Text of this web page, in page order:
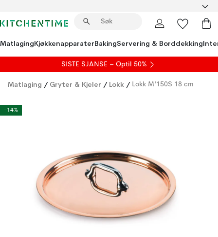
MatlagingKjøkkenapparaterBakingServering & Borddekking
SISTE SJANSE – Optil 50%
Matlaging / Gryter & Kjeler / Lokk / Lokk M'150S 18 cm
-14%